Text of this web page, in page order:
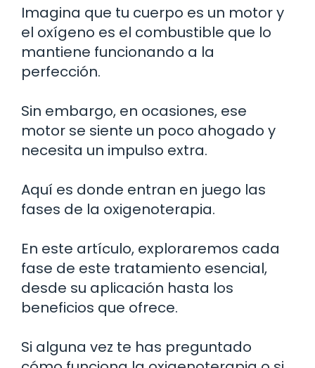
Imagina que tu cuerpo es un motor y
el oxígeno es el combustible que lo
mantiene funcionando a la
perfección.
Sin embargo, en ocasiones, ese
motor se siente un poco ahogado y
necesita un impulso extra.
Aquí es donde entran en juego las
fases de la oxigenoterapia.
En este artículo, exploraremos cada
fase de este tratamiento esencial,
desde su aplicación hasta los
beneficios que ofrece.
Si alguna vez te has preguntado